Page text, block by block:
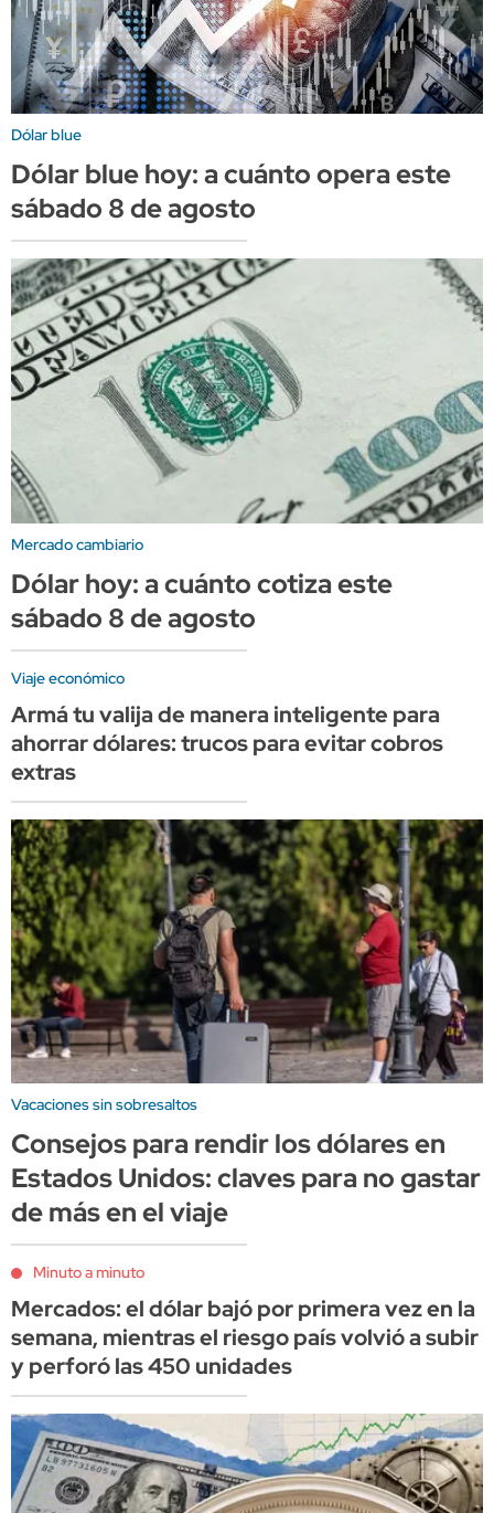
Dólar blue
Dólar blue hoy: a cuánto opera este
sábado 8 de agosto
Mercado cambiario
Dólar hoy: a cuánto cotiza este
sábado 8 de agosto
Viaje económico
Armá tu valija de manera inteligente para
ahorrar dólares: trucos para evitar cobros
extras
Vacaciones sin sobresaltos
Consejos para rendir los dólares en
Estados Unidos: claves para no gastar
de más en el viaje
Minuto a minuto
Mercados: el dólar bajó por primera vez en la
semana, mientras el riesgo país volvió a subir
y perforó las 450 unidades